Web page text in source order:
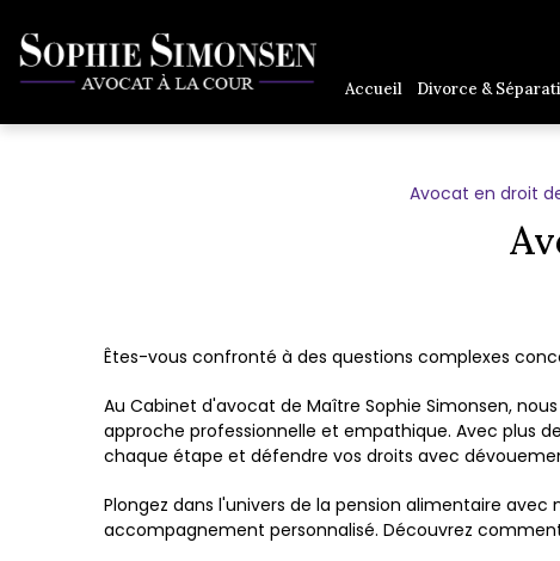
Accueil Divorce &
Avocat en droit
Êtes-vous confronté à des questions complexes
Au Cabinet d'avocat de Maître Sophie Simonsen,
approche professionnelle et empathique. Avec plus
chaque étape et défendre vos droits avec
Plongez dans l'univers de la pension alimentaire
accompagnement personnalisé. Découvrez